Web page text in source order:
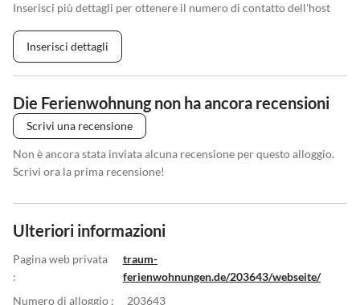
Inserisci più dettagli per ottenere il numero di contatto dell'host
Inserisci dettagli
Die Ferienwohnung non ha ancora recensioni
Scrivi una recensione
Non è ancora stata inviata alcuna recensione per questo alloggio.
Scrivi ora la prima recensione!
Ulteriori informazioni
Pagina web privata
:
traum-
ferienwohnungen.de/203643/webseite/
Numero di alloggio :
203643